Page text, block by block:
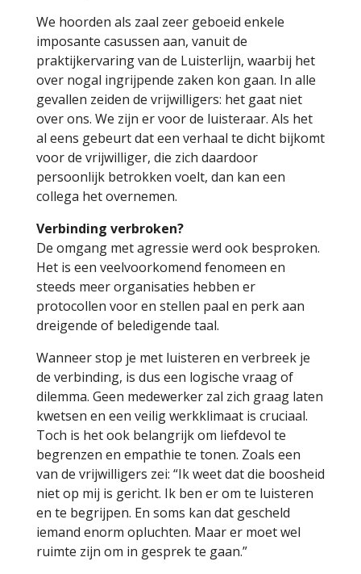
We hoorden als zaal zeer geboeid enkele
imposante casussen aan, vanuit de
praktijkervaring van de Luisterlijn, waarbij het
over nogal ingrijpende zaken kon gaan. In alle
gevallen zeiden de vrijwilligers: het gaat niet
over ons. We zijn er voor de luisteraar. Als het
al eens gebeurt dat een verhaal te dicht bijkomt
voor de vrijwilliger, die zich daardoor
persoonlijk betrokken voelt, dan kan een
collega het overnemen.
Verbinding verbroken?
De omgang met agressie werd ook besproken.
Het is een veelvoorkomend fenomeen en
steeds meer organisaties hebben er
protocollen voor en stellen paal en perk aan
dreigende of beledigende taal.
Wanneer stop je met luisteren en verbreek je
de verbinding, is dus een logische vraag of
dilemma. Geen medewerker zal zich graag laten
kwetsen en een veilig werkklimaat is cruciaal.
Toch is het ook belangrijk om liefdevol te
begrenzen en empathie te tonen. Zoals een
van de vrijwilligers zei: “Ik weet dat die boosheid
niet op mij is gericht. Ik ben er om te luisteren
en te begrijpen. En soms kan dat gescheld
iemand enorm opluchten. Maar er moet wel
ruimte zijn om in gesprek te gaan.”